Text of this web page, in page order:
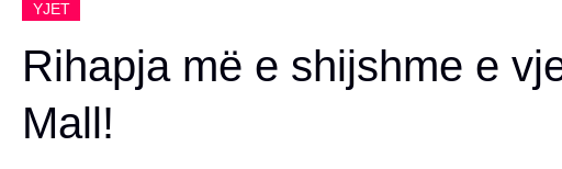
YJET
Rihapja më e shijshme e
Mall!